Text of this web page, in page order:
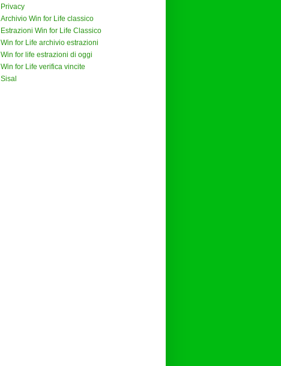
Privacy
Archivio Win for Life classico
Estrazioni Win for Life Classico
Win for Life archivio estrazioni
Win for life estrazioni di oggi
Win for Life verifica vincite
Sisal